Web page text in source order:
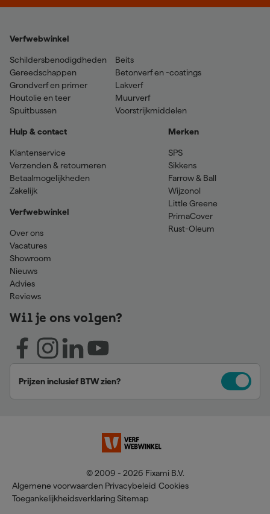
Verfwebwinkel
Schildersbenodigdheden
Gereedschappen
Grondverf en primer
Houtolie en teer
Spuitbussen
Beits
Betonverf en -coatings
Lakverf
Muurverf
Voorstrijkmiddelen
Hulp & contact
Klantenservice
Verzenden & retourneren
Betaalmogelijkheden
Zakelijk
Verfwebwinkel
Over ons
Vacatures
Showroom
Nieuws
Advies
Reviews
Merken
SPS
Sikkens
Farrow & Ball
Wijzonol
Little Greene
PrimaCover
Rust-Oleum
Wil je ons volgen?
Prijzen inclusief BTW zien?
© 2009 - 2026 Fixami B.V.
Algemene voorwaarden Privacybeleid Cookies
Toegankelijkheidsverklaring Sitemap